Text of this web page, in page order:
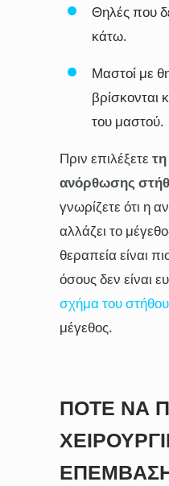
Θηλές που
κάτω.
Μαστοί με
βρίσκονται
του μαστού.
Πριν επιλέξετε
ανόρθωσης
γνωρίζετε ότι η
αλλάζει το
θεραπεία είναι
όσους δεν είναι
σχήμα του
μέγεθος.
ΠΌΤΕ ΝΑ